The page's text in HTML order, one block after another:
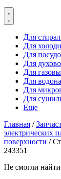
Для
Для
Для
Для
Для
Для
Для
Для
Еще
Главная /
электрических
поверхности /
243351
Не смогли найти